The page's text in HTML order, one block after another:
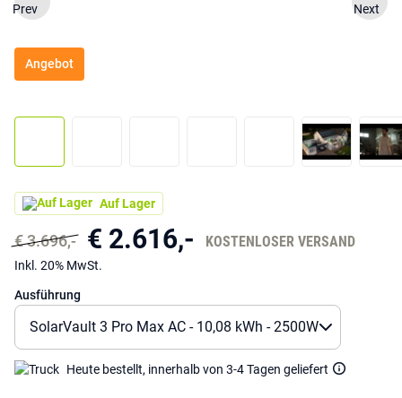
Angebot
Auf Lager
€ 3.696,- € 2.616,- KOSTENLOSER VERSAND
Inkl. 20% MwSt.
Ausführung
Heute bestellt, innerhalb von 3-4 Tagen geliefert